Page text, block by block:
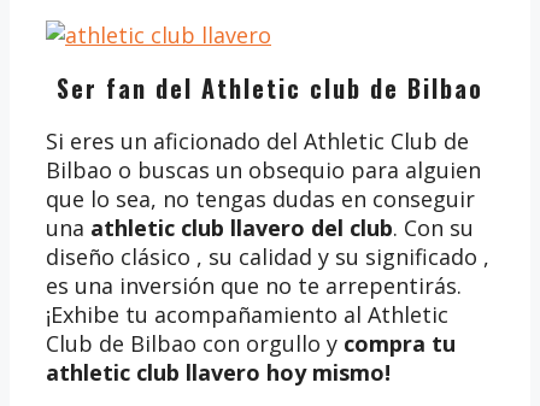
Ser fan del Athletic club de Bilbao
Si eres un aficionado del Athletic Club de
Bilbao o buscas un obsequio para alguien
que lo sea, no tengas dudas en conseguir
una athletic club llavero del club. Con su
diseño clásico , su calidad y su significado ,
es una inversión que no te arrepentirás.
¡Exhibe tu acompañamiento al Athletic
Club de Bilbao con orgullo y compra tu
athletic club llavero hoy mismo!